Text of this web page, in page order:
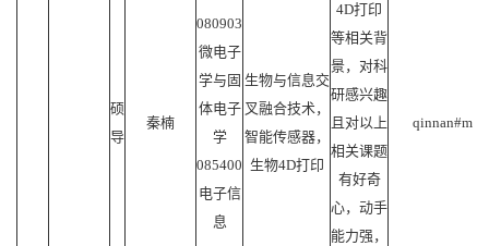
硕
导
秦楠
080903
微电子
学与固
体电子
学
085400
电子信
息
生物与信息交
叉融合技术，
智能传感器，
生物4D打印
4D打印
等相关背
景，对科
研感兴趣
且对以上
相关课题
有好奇
心，动手
能力强，